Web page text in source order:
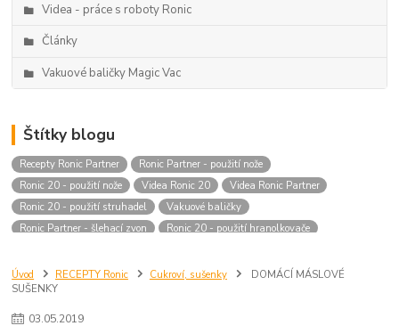
Videa - práce s roboty Ronic
Články
Vakuové baličky Magic Vac
Štítky blogu
Recepty Ronic Partner
Ronic Partner - použití nože
Ronic 20 - použití nože
Videa Ronic 20
Videa Ronic Partner
Ronic 20 - použití struhadel
Vakuové baličky
Ronic Partner - šlehací zvon
Ronic 20 - použití hranolkovače
Úvod RECEPTY Ronic Cukroví, sušenky
DOMÁCÍ MÁSLOVÉ
SUŠENKY
03.05.2019